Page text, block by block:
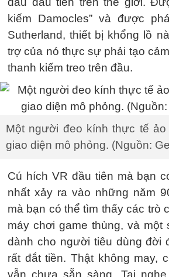
kiếm Damocles” và được
Sutherland, thiết bị khổng lồ
trợ của nó thực sự phải tạo
thanh kiếm treo trên đầu.
Một người đeo kính thực tế
giao diện mô phỏng. (Nguồn:
Cú hích VR đầu tiên mà bạn
nhất xảy ra vào những năm
mà bạn có thể tìm thấy các trò
máy chơi game thùng, và một
dành cho người tiêu dùng đời
rất đắt tiền. Thật không may,
vẫn chưa sẵn sàng. Tai